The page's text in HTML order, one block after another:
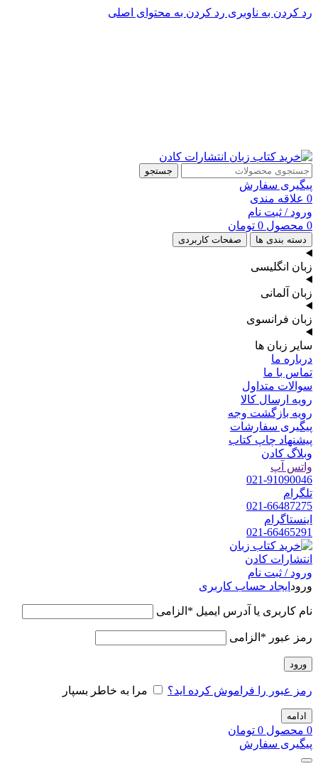
رد کردن به ناوبری رد کردن به محتوای اصلی
جستجو
پیگیری سفارش
0 علاقه مندی
ورود / ثبت نام
0 محصول 0 تومان
دسته بندی ها صفحات کاربردی
زبان انگلیسی
زبان آلمانی
زبان فرانسوی
سایر زبان ها
درباره ما
تماس با ما
سوالات متداول
رویه ارسال کالا
رویه بازگشت وجه
پیگیری سفارشات
پیشنهاد چاپ کتاب
وبلاگ کادن
واتس آپ
021-91090046
تلگرام
021-66487275
اینستاگرام
021-66465291
ورود / ثبت نام
ورود ایجاد حساب کاربری
نام کاربری یا آدرس ایمیل * الزامی
رمز عبور * الزامی
ورود
رمز عبور را فراموش کرده اید؟ مرا به خاطر بسپار
ادامه
0 محصول 0 تومان
پیگیری سفارش